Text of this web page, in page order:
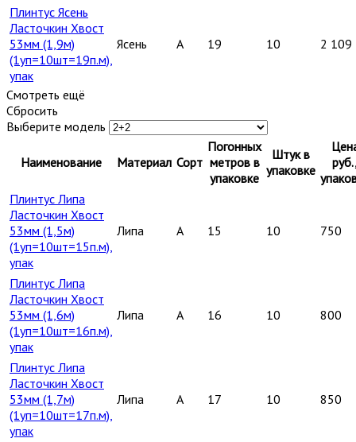
Плинтус Ясень
Ласточкин Хвост
53мм (1,9м)
(1уп=10шт=19п.м),
упак
Ясень A 19 10 2 109
Смотреть ещё
Сбросить
Выберите модель
Наименование Материал Сорт
Погонных
метров в
упаковке
Штук в
упаковке
Плинтус Липа
Ласточкин Хвост
53мм (1,5м)
(1уп=10шт=15п.м),
упак
Липа A 15 10 750
Плинтус Липа
Ласточкин Хвост
53мм (1,6м)
(1уп=10шт=16п.м),
упак
Липа A 16 10 800
Плинтус Липа
Ласточкин Хвост
53мм (1,7м)
(1уп=10шт=17п.м),
упак
Липа A 17 10 850